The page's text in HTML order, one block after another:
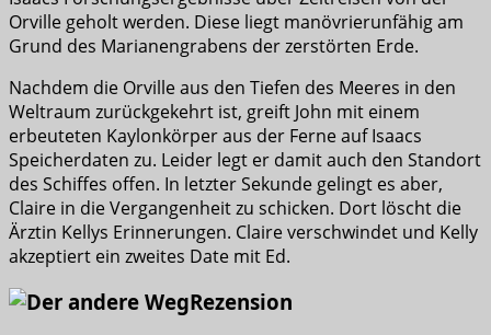
Orville geholt werden. Diese liegt manövrierunfähig am
Grund des Marianengrabens der zerstörten Erde.
Nachdem die Orville aus den Tiefen des Meeres in den
Weltraum zurückgekehrt ist, greift John mit einem
erbeuteten Kaylonkörper aus der Ferne auf Isaacs
Speicherdaten zu. Leider legt er damit auch den Standort
des Schiffes offen. In letzter Sekunde gelingt es aber,
Claire in die Vergangenheit zu schicken. Dort löscht die
Ärztin Kellys Erinnerungen. Claire verschwindet und Kelly
akzeptiert ein zweites Date mit Ed.
Rezension